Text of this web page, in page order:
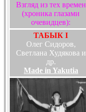
Взгляд из тех времен
(хроника глазами
очевидцев):
ТАБЫК I
Олег Сидоров,
Светлана Худякова и
др.
Made in Yakutia